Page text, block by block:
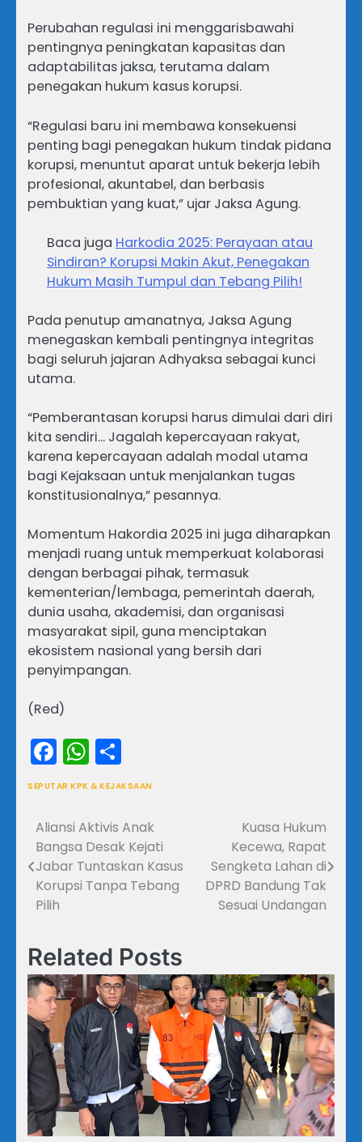
Perubahan regulasi ini menggarisbawahi
pentingnya peningkatan kapasitas dan
adaptabilitas jaksa, terutama dalam
penegakan hukum kasus korupsi.
“Regulasi baru ini membawa konsekuensi
penting bagi penegakan hukum tindak pidana
korupsi, menuntut aparat untuk bekerja lebih
profesional, akuntabel, dan berbasis
pembuktian yang kuat,” ujar Jaksa Agung.
Baca juga Harkodia 2025: Perayaan atau
Sindiran? Korupsi Makin Akut, Penegakan
Hukum Masih Tumpul dan Tebang Pilih!
Pada penutup amanatnya, Jaksa Agung
menegaskan kembali pentingnya integritas
bagi seluruh jajaran Adhyaksa sebagai kunci
utama.
“Pemberantasan korupsi harus dimulai dari diri
kita sendiri… Jagalah kepercayaan rakyat,
karena kepercayaan adalah modal utama
bagi Kejaksaan untuk menjalankan tugas
konstitusionalnya,” pesannya.
Momentum Hakordia 2025 ini juga diharapkan
menjadi ruang untuk memperkuat kolaborasi
dengan berbagai pihak, termasuk
kementerian/lembaga, pemerintah daerah,
dunia usaha, akademisi, dan organisasi
masyarakat sipil, guna menciptakan
ekosistem nasional yang bersih dari
penyimpangan.
(Red)
Facebook
WhatsApp
SEPUTAR KPK & KEJAKSAAN
Navigasi
pos
Aliansi Aktivis Anak
Bangsa Desak Kejati
Jabar Tuntaskan Kasus
Korupsi Tanpa Tebang
Pilih
Kuasa Hukum
Kecewa, Rapat
Sengketa Lahan di
DPRD Bandung Tak
Sesuai Undangan
Related Posts